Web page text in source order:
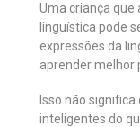
Uma criança que
linguística pode
expressões da
aprender melhor
Isso não
inteligentes do